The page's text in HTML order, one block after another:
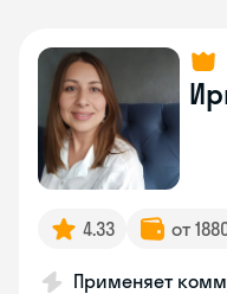
4.33 от
Применяет